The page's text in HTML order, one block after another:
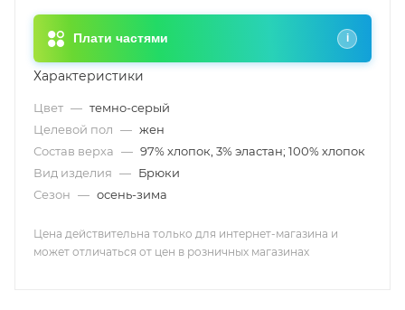
Плати частями i
Характеристики
Цвет — темно-серый
Целевой пол — жен
Состав верха — 97% хлопок, 3% эластан; 100% хлопок
Вид изделия — Брюки
Сезон — осень-зима
Цена действительна только для интернет-магазина и
может отличаться от цен в розничных магазинах